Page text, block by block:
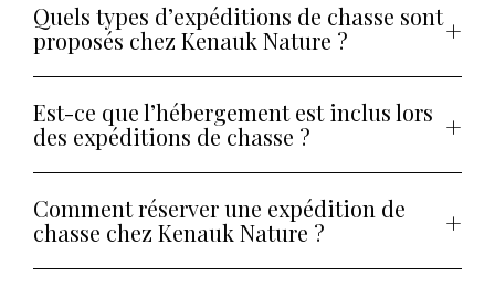
Quels types d’expéditions de chasse sont
proposés chez Kenauk Nature ?
Est-ce que l’hébergement est inclus lors
des expéditions de chasse ?
Comment réserver une expédition de
chasse chez Kenauk Nature ?